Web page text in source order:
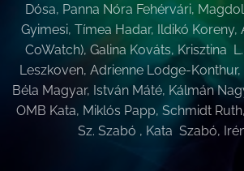
Dósa, Panna Nóra Fehérvári,
Gyimesi, Tímea Hadar, Ildikó Koreny,
CoWatch), Galina Kováts, Krisztina
Leszkoven, Adrienne Lodge-Konthur,
Béla Magyar, István Máté, Kálmán
OMB Kata, Miklós Papp, Schmidt
Sz. Szabó , Kata Szabó,